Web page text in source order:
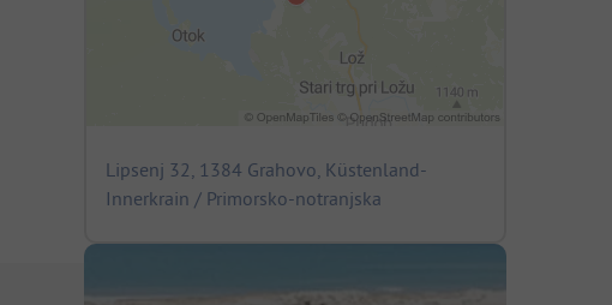
Lipsenj 32, 1384 Grahovo, Küstenland-
Innerkrain / Primorsko-notranjska